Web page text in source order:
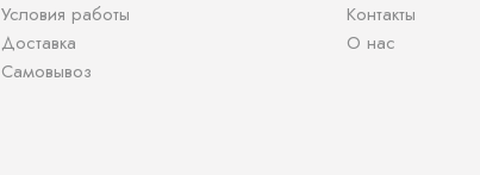
Условия работы
Доставка
Самовывоз
Контакты
О нас